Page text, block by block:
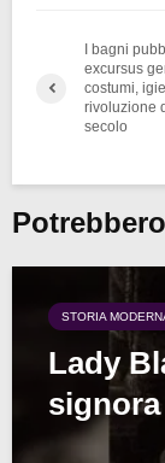
I bagni
excursus
costumi,
rivoluzione
secolo
STORIA
Lady